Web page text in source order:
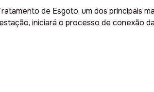
de Esgoto, um dos principais
iniciará o processo de conexão